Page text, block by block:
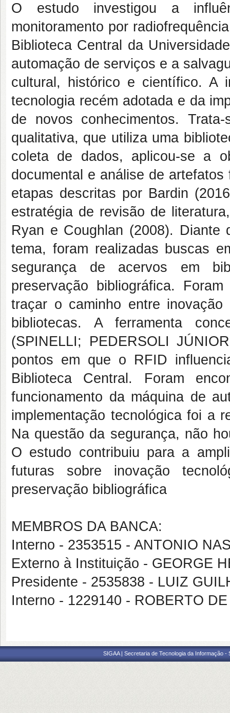
O estudo investigou a
monitoramento por
Biblioteca Central da
automação de serviços e a
cultural, histórico e científico. A
tecnologia recém adotada e da
de novos conhecimentos.
qualitativa, que utiliza uma
coleta de dados, aplicou-se a
documental e análise de
etapas descritas por Bardin
estratégia de revisão de
Ryan e Coughlan (2008).
tema, foram realizadas buscas
segurança de acervos em
preservação bibliográfica.
traçar o caminho entre
bibliotecas. A ferramenta
(SPINELLI; PEDERSOLI
pontos em que o RFID
Biblioteca Central. Foram
funcionamento da máquina de
implementação tecnológica foi a
Na questão da segurança, não
O estudo contribuiu para a
futuras sobre inovação
preservação bibliográfica
MEMBROS DA BANCA:
Interno - 2353515 - ANTONIO
Externo à Instituição - GEORGE
Presidente - 2535838 - LUIZ
Interno - 1229140 - ROBERTO
SIGAA | Secretaria de Tecnologia da Informação